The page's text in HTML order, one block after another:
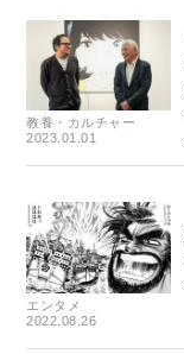
教養・カルチャー
2023.01.01
エンタメ
2022.08.26